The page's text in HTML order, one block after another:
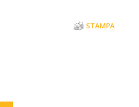
STAMPA